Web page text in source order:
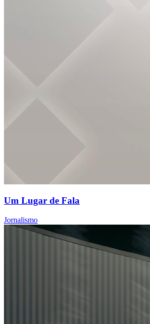
Um Lugar de Fala
Jornalismo